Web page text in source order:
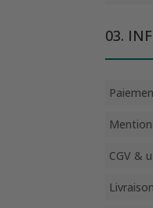
03.
CGV &
Livraison